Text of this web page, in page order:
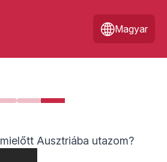
Magyar
vagyok. Mit kell tudnom?
Hogyan készüljek fel egy
Mit kell tudnom, mielőtt
Ausztriába utazom?